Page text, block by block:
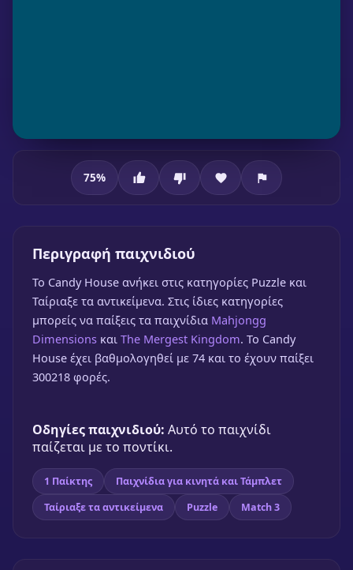
★75%🎮 1 Παίκτης
Παίξε δωρεάν
75%
Περιγραφή παιχνιδιού
To Candy House ανήκει στις κατηγορίες Puzzle και
Ταίριαξε τα αντικείμενα. Στις ίδιες κατηγορίες
μπορείς να παίξεις τα παιχνίδια Mahjongg
Dimensions και The Mergest Kingdom. Το Candy
House έχει βαθμολογηθεί με 74 και το έχουν παίξει
300218 φορές.
Οδηγίες παιχνιδιού: Αυτό το παιχνίδι
παίζεται με το ποντίκι.
1 Παίκτης
Παιχνίδια για κινητά και Τάμπλετ
Ταίριαξε τα αντικείμενα
Puzzle Match 3